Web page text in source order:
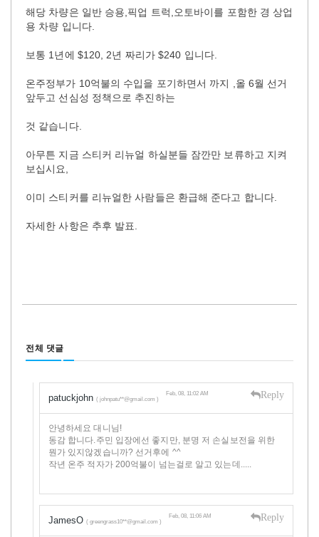
해당 차량은 일반 승용,픽업 트럭,오토바이를 포함한 경 상업
용 차량 입니다.
보통 1년에 $120, 2년 짜리가 $240 입니다.
온주정부가 10억불의 수입을 포기하면서 까지 ,올 6월 선거
앞두고 선심성 정책으로 추진하는
것 같습니다.
아무튼 지금 스티커 리뉴얼 하실분들 잠깐만 보류하고 지켜
보십시요,
이미 스티커를 리뉴얼한 사람들은 환급해 준다고 합니다.
자세한 사항은 추후 발표.
전체 댓글
patuckjohn ( johnpatu**@gmail.com )
Feb, 08, 11:02 AM Reply
안녕하세요 대니님!
동감 합니다.주민 입장에선 좋지만, 분명 저 손실보전을 위한
뭔가 있지않겠습니까? 선거후에 ^^
작년 온주 적자가 200억불이 넘는걸로 알고 있는데.....
JamesO ( greengrass10**@gmail.com )
Feb, 08, 11:06 AM Reply